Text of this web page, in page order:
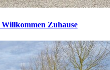
Willkommen Zuhause